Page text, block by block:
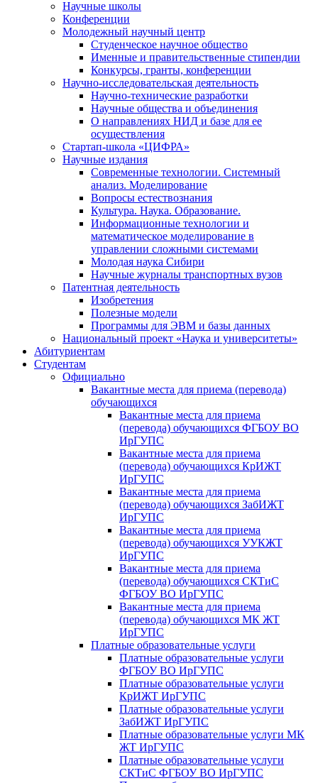
Научные школы
Конференции
Молодежный научный центр
Студенческое научное общество
Именные и правительственные стипендии
Конкурсы, гранты, конференции
Научно-исследовательская деятельность
Научно-технические разработки
Научные общества и объединения
О направлениях НИД и базе для ее
осуществления
Стартап-школа «ЦИФРА»
Научные издания
Современные технологии. Системный
анализ. Моделирование
Вопросы естествознания
Культура. Наука. Образование.
Информационные технологии и
математическое моделирование в
управлении сложными системами
Молодая наука Сибири
Научные журналы транспортных вузов
Патентная деятельность
Изобретения
Полезные модели
Программы для ЭВМ и базы данных
Национальный проект «Наука и университеты»
Абитуриентам
Студентам
Официально
Вакантные места для приема (перевода)
обучающихся
Вакантные места для приема
(перевода) обучающихся ФГБОУ ВО
ИрГУПС
Вакантные места для приема
(перевода) обучающихся КрИЖТ
ИрГУПС
Вакантные места для приема
(перевода) обучающихся ЗабИЖТ
ИрГУПС
Вакантные места для приема
(перевода) обучающихся УУКЖТ
ИрГУПС
Вакантные места для приема
(перевода) обучающихся СКТиС
ФГБОУ ВО ИрГУПС
Вакантные места для приема
(перевода) обучающихся МК ЖТ
ИрГУПС
Платные образовательные услуги
Платные образовательные услуги
ФГБОУ ВО ИрГУПС
Платные образовательные услуги
КрИЖТ ИрГУПС
Платные образовательные услуги
ЗабИЖТ ИрГУПС
Платные образовательные услуги МК
ЖТ ИрГУПС
Платные образовательные услуги
СКТиС ФГБОУ ВО ИрГУПС